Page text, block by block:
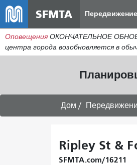
SFMTA
Оповещения ОКОНЧАТЕЛЬНОЕ
центра города возобновляется в
Дом
Ripley St &
SFMTA.com/16211